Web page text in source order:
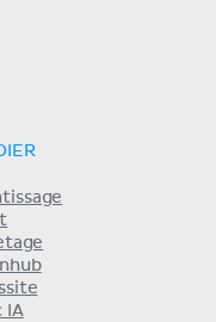
IA